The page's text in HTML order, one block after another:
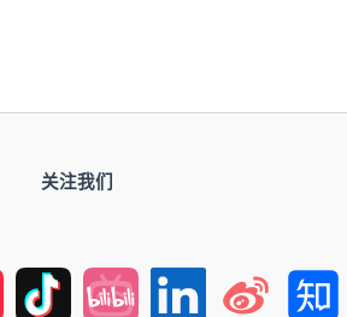
关注我们